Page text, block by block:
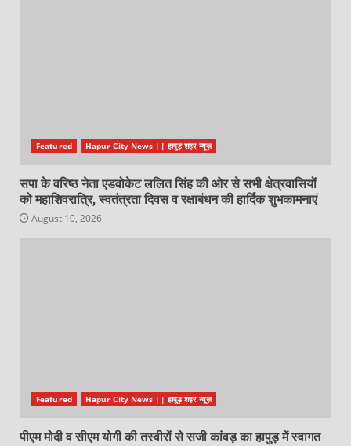
Featured Hapur City News || हापुड़ शहर न्यूज़
सपा के वरिष्ठ नेता एडवोकेट ललित सिंह की ओर से सभी क्षेत्रवासियों
को महाशिवरात्रि, स्वतंत्रता दिवस व रक्षाबंधन की हार्दिक शुभकामनाएं
August 10, 2026
Featured Hapur City News || हापुड़ शहर न्यूज़
पीएम मोदी व सीएम योगी की तस्वीरों से सजी कांवड़ का हापुड़ में स्वागत